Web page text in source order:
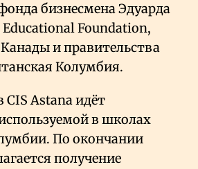
бизнесмена Эдуарда
Foundation,
и правительства
Колумбия.
Astana идёт
в школах
По окончании
получение